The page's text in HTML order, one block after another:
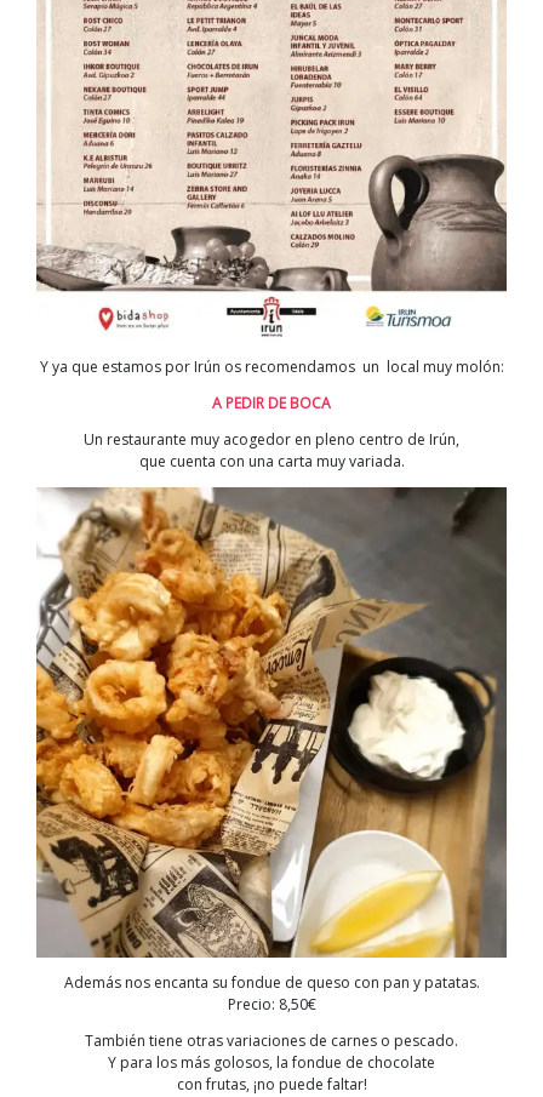
Y ya que estamos por Irún os recomendamos un local muy molón:
A PEDIR DE BOCA
Un restaurante muy acogedor en pleno centro de Irún,
que cuenta con una carta muy variada.
Además nos encanta su fondue de queso con pan y patatas.
Precio: 8,50€
También tiene otras variaciones de carnes o pescado.
Y para los más golosos, la fondue de chocolate
con frutas, ¡no puede faltar!